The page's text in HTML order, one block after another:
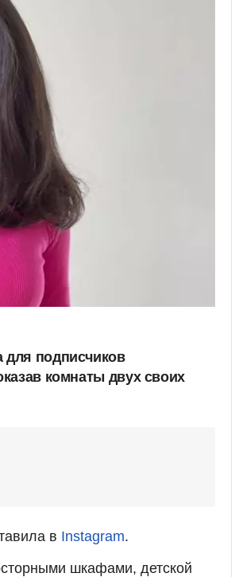
для подписчиков
комнаты двух своих
в Instagram.
шкафами, детской